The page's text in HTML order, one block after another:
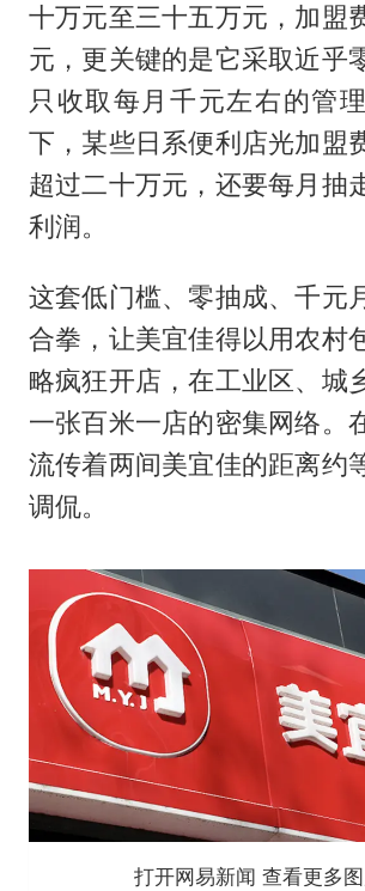
十万元至三十五万元，加盟
元，更关键的是它采取近乎
只收取每月千元左右的管
下，某些日系便利店光加盟
超过二十万元，还要每月抽
利润。
这套低门槛、零抽成、千元
合拳，让美宜佳得以用农村
略疯狂开店，在工业区、城
一张百米一店的密集网络。
流传着两间美宜佳的距离约
调侃。
打开网易新闻 查看更多